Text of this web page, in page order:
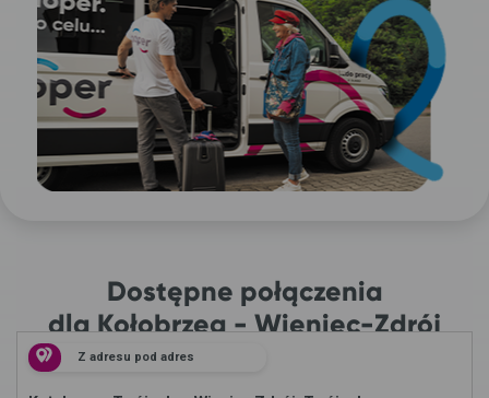
Dostępne połączenia
dla Kołobrzeg - Wieniec-Zdrój
Z adresu pod adres